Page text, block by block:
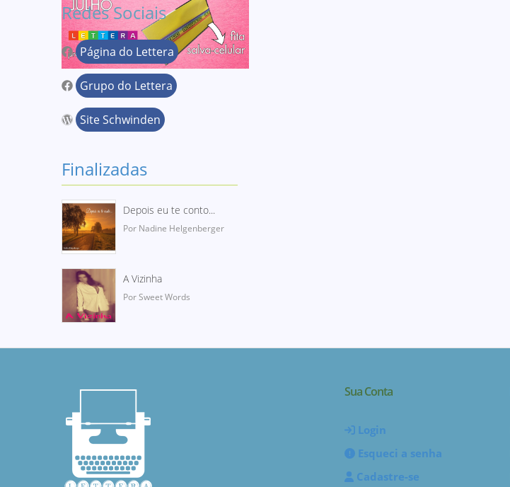
Redes Sociais
Página do Lettera
Grupo do Lettera
Site Schwinden
Finalizadas
Depois eu te conto...
Por Nadine Helgenberger
A Vizinha
Por Sweet Words
Sua Conta
Login
Esqueci a senha
Cadastre-se